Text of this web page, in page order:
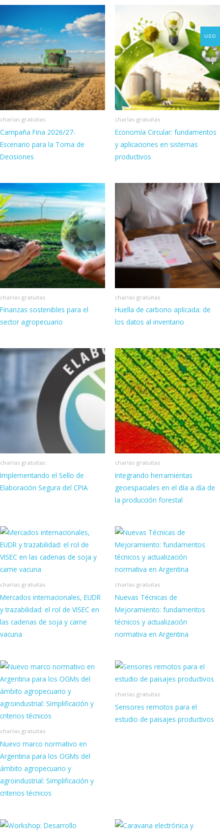
charlas gratuitas
Campaña Fina 2026/27-
Escenario para la Toma de
Decisiones
charlas gratuitas
Economía Circular: fundamentos
y aplicaciones en sistemas
productivos
charlas gratuitas
Finanzas sostenibles para el
sector agropecuario
charlas gratuitas
Huella de carbono aplicada: de
los datos al inventario
charlas gratuitas
Implementando el Sello de
Elaboración Segura del CPIA
charlas gratuitas
Integrando herramientas
geoespaciales en el día a día de
la producción forestal
charlas gratuitas
Mercados internacionales, EUDR
y trazabilidad: el rol de VISEC en
las cadenas de soja y carne
vacuna
charlas gratuitas
Nuevas Técnicas de
Mejoramiento: fundamentos
técnicos y actualización
normativa en Argentina
charlas gratuitas
Nuevo marco normativo en
Argentina para los OGMs del
ámbito agropecuario y
agroindustrial: Simplificación y
criterios técnicos
charlas gratuitas
Sensores remotos para el
estudio de paisajes productivos
USD